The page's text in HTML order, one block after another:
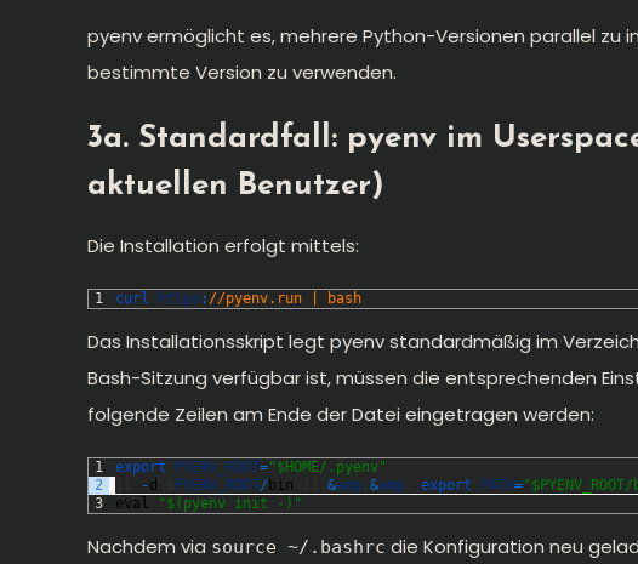
pyenv ermöglicht es, mehrere Python-Versionen parallel zu
bestimmte Version zu verwenden.
3a. Standardfall: pyenv im
aktuellen Benutzer)
Die Installation erfolgt mittels:
1 curl https : //pyenv.run | bash
Das Installationsskript legt pyenv standardmäßig im
Bash-Sitzung verfügbar ist, müssen die entsprechenden
folgende Zeilen am Ende der Datei eingetragen werden:
1
2
3
export PYENV_ROOT="$HOME/.pyenv"
-d PYENV_ROOT/ bin &amp &amp export PATH=
eval
"$(pyenv init -)"
Nachdem via source ~/.bashrc die Konfiguration neu